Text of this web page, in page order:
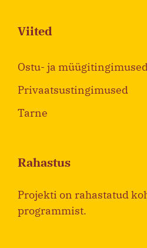
Viited
Ostu- ja müügitingimused
Privaatsustingimused
Tarne
Rahastus
Projekti on rahastatud
programmist.